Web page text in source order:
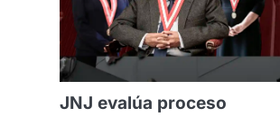
JNJ evalúa proceso